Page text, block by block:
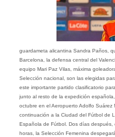
guardameta alicantina Sandra Paños,
Barcelona, la defensa central del
equipo Mari Paz Vilas, máxima
Selección nacional, son las elegidas
este importante partido clasificatorio
junto al resto de la expedición
octubre en el Aeropuerto Adolfo Suárez
continuación a la Ciudad del Fútbol de
Española de Fútbol. Dos días
horas, la Selección Femenina